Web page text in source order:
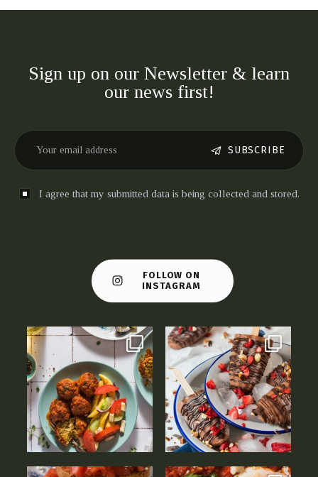
Sign up on our Newsletter & learn
our news first!
SUBSCRIBE
I agree that my submitted data is being collected and stored.
FOLLOW ON
INSTAGRAM